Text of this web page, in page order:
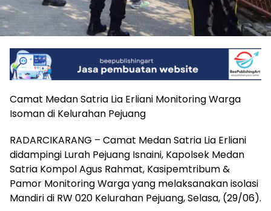
Camat Medan Satria Lia Erliani Monitoring Warga
Isoman di Kelurahan Pejuang
RADARCIKARANG – Camat Medan Satria Lia Erliani
didampingi Lurah Pejuang Isnaini, Kapolsek Medan
Satria Kompol Agus Rahmat, Kasipemtribum &
Pamor Monitoring Warga yang melaksanakan isolasi
Mandiri di RW 020 Kelurahan Pejuang, Selasa, (29/06).